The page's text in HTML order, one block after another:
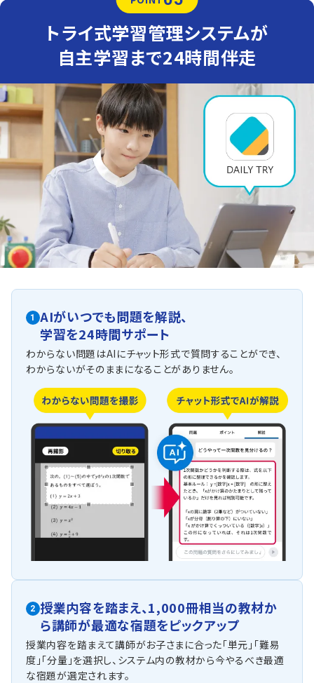
トライ式学習管理システムが
自主学習まで24時間伴走
1
AIがいつでも問題を解説、
学習を24時間サポート
わからない問題はAIにチャット形式で質問することができ、
わからないがそのままになることがありません。
2 授業内容を踏まえ、1,000冊相当の教材か
ら講師が最適な宿題をピックアップ
授業内容を踏まえて講師がお子さまに合った「単元」「難易
度」「分量」を選択し、システム内の教材から今やるべき最適
な宿題が選定されます。